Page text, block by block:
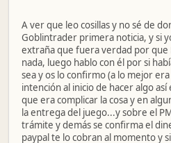
A ver que leo cosillas y no sé de
Goblintrader primera noticia, y si
extraña que fuera verdad por que
nada, luego hablo con él por si
sea y os lo confirmo (a lo mejor
intención al inicio de hacer algo
que era complicar la cosa y en
la entrega del juego...y sobre el
trámite y demás se confirma el
paypal te lo cobran al momento y